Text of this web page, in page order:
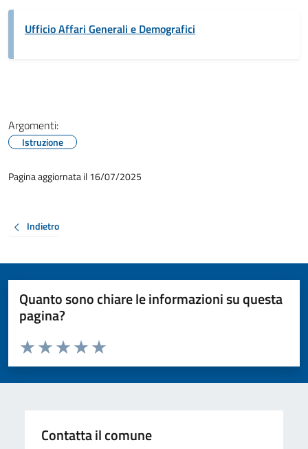
Ufficio Affari Generali e Demografici
Argomenti:
Istruzione
Pagina aggiornata il 16/07/2025
Indietro
Quanto sono chiare le informazioni su questa
pagina?
Valuta da 1 a 5 stelle la pagina
Valuta 5 stelle su 5
Valuta 4 stelle su 5
Valuta 3 stelle su 5
Valuta 2 stelle su 5
Valuta 1 stelle su 5
Contatta il comune